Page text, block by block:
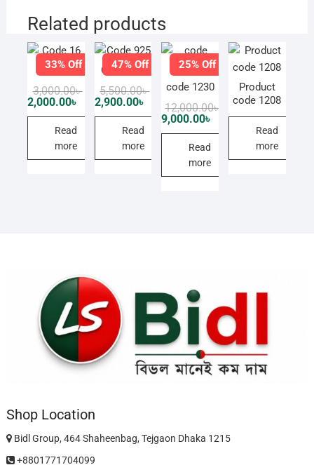
Related products
33% Off
Code 16
3,000.00৳Original
price
was:
3,000.00৳ .
2,000.00৳
Current
price
2,000.00৳ .
Read
more
47% Off
Code 925
5,500.00৳Original
price
was:
5,500.00৳ .
2,900.00৳
Current
price
2,900.00৳ .
Read
more
25% Off
code 1230
12,000.00৳
Original
price
12,000.00৳ .
9,000.00৳
Current
price
9,000.00৳ .
Read
more
Product
code 1208
Read
more
Shop Location
Bidl Group, 464 Shaheenbag, Tejgaon Dhaka 1215
+8801771704099